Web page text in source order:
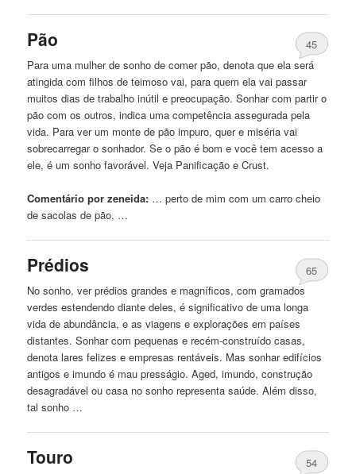
Pão
45
Para uma mulher de sonho de comer pão, denota que ela será
atingidacom filhos de teimoso vai, para quem ela vai passar
muitos dias de trabalho inútil e preocupação. Sonharcom partir o
pãocom os outros, indica uma competência assegurada pela
vida. Para ver um monte de pão impuro, quer e miséria vai
sobrecarregar o sonhador. Se o pão é bom e você tem acesso a
ele, é um sonho favorável. Veja Panificação e Crust.
Comentário por zeneida: … perto de mimcom um carro cheio
de sacolas de pão, …
Prédios
65
No sonho, ver prédios grandes e magníficos,com gramados
verdes estendendo diante deles, é significativo de uma longa
vida de abundância, e as viagens e explorações em países
distantes. Sonharcom pequenas e recém-construído casas,
denota lares felizes e empresas rentáveis. Mas sonhar edifícios
antigos e imundo é mau presságio. Aged, imundo, construção
desagradável ou casa no sonho representa saúde. Além disso,
tal sonho …
Touro
54